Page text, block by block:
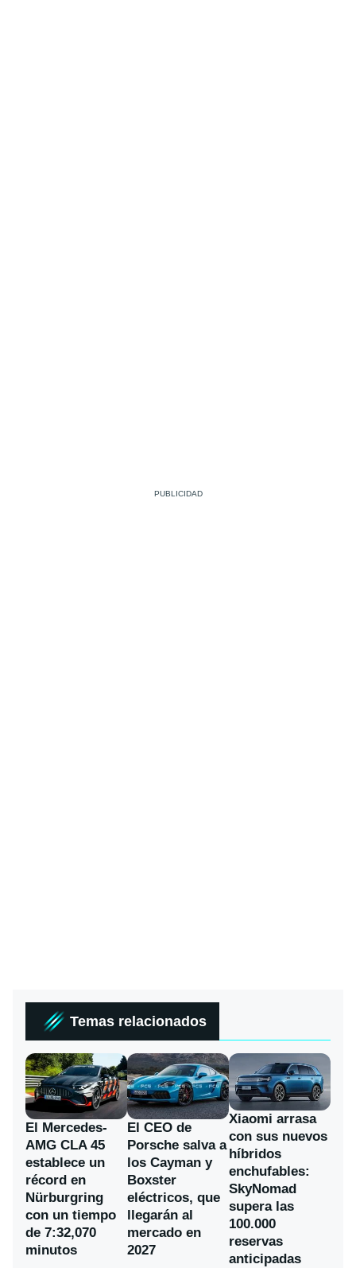
Temas relacionados
El Mercedes-
AMG CLA 45
establece un
récord en
Nürburgring
con un tiempo
de 7:32,070
minutos
El CEO de
Porsche salva a
los Cayman y
Boxster
eléctricos, que
llegarán al
mercado en
2027
Xiaomi arrasa
con sus nuevos
híbridos
enchufables:
SkyNomad
supera las
100.000
reservas
anticipadas